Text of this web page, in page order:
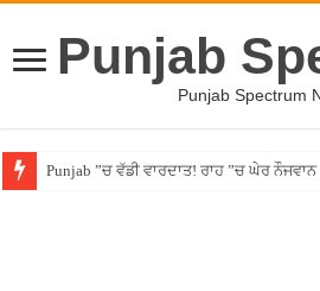
Punjab
Punjab Spectrum
Punjab ”ਚ ਵੱਡੀ ਵਾਰਦਾਤ! ਰਾਹ ”ਚ ਘੇਰ